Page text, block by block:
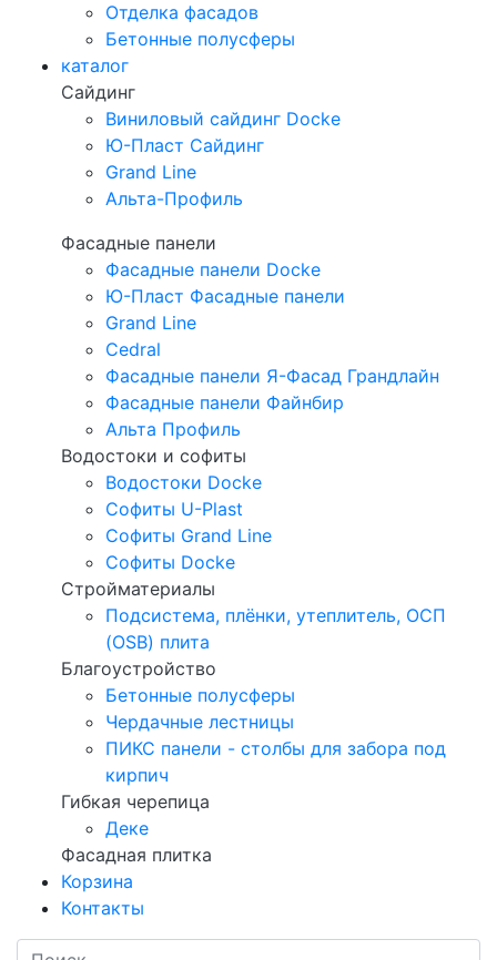
Отделка фасадов
Бетонные полусферы
каталог
Сайдинг
Виниловый сайдинг Docke
Ю-Пласт Сайдинг
Grand Line
Альта-Профиль
Фасадные панели
Фасадные панели Docke
Ю-Пласт Фасадные панели
Grand Line
Cedral
Фасадные панели Я-Фасад Грандлайн
Фасадные панели Файнбир
Альта Профиль
Водостоки и софиты
Водостоки Docke
Софиты U-Plast
Софиты Grand Line
Софиты Docke
Стройматериалы
Подсистема, плёнки, утеплитель, ОСП
(OSB) плита
Благоустройство
Бетонные полусферы
Чердачные лестницы
ПИКС панели - столбы для забора под
кирпич
Гибкая черепица
Деке
Фасадная плитка
Корзина
Контакты